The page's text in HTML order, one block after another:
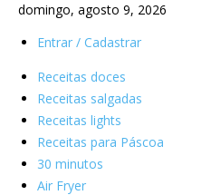
domingo, agosto 9, 2026
Entrar / Cadastrar
Receitas doces
Receitas salgadas
Receitas lights
Receitas para Páscoa
30 minutos
Air Fryer